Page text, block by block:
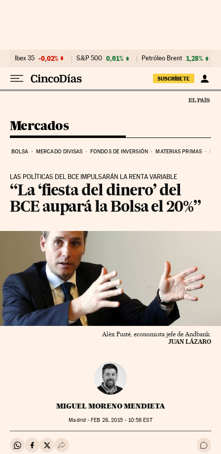
Ibex 35 -0,02% S&P 500 0,61% Petróleo Brent 1,28%
SUSCRÍBETE
Mercados
BOLSA MERCADO DIVISAS FONDOS DE INVERSIÓN MATERIAS PRIMAS
LAS POLÍTICAS DEL BCE IMPULSARÁN LA RENTA VARIABLE
“La ‘fiesta del dinero’ del
BCE aupará la Bolsa el 20%”
Alèx Fusté, economista jefe de Andbank.
JUAN LÁZARO
MIGUEL MORENO MENDIETA
Madrid - FEB 28, 2015 - 10:58 EST
Compartir en Whatsapp
Compartir en Facebook
Compartir en Twitter
Desplegar Redes Sociales Ir a